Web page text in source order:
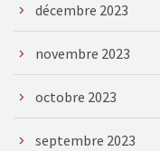
décembre 2023
novembre 2023
octobre 2023
septembre 2023